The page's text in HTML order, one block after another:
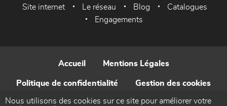
Site internet Le réseau Blog
Catalogues
Engagements
Accueil Mentions Légales
Politique de confidentialité Gestion des cookies
Contact
Nous utilisons des cookies sur ce site pour améliorer votre